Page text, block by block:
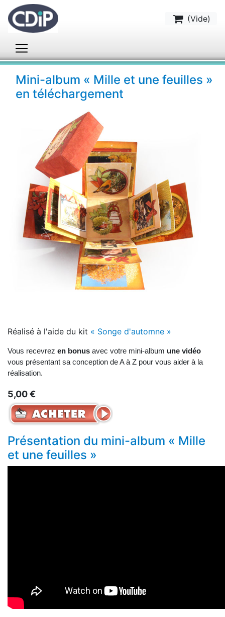
(Vide)
Mini-album « Mille et une feuilles »
en téléchargement
Réalisé à l'aide du kit « Songe d'automne »
Vous recevrez en bonus avec votre mini-album une vidéo
vous présentant sa conception de A à Z pour vous aider à la
réalisation.
5,00 €
Présentation du mini-album « Mille
et une feuilles »